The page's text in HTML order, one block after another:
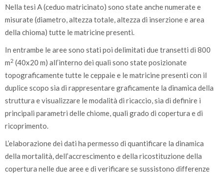
Nella tesi A (ceduo matricinato) sono state anche numerate e
misurate (diametro, altezza totale, altezza di inserzione e area
della chioma) tutte le matricine presenti.
In entrambe le aree sono stati poi delimitati due transetti di 800
m2 (40x20 m) all’interno dei quali sono state posizionate
topograficamente tutte le ceppaie e le matricine presenti con il
duplice scopo sia di rappresentare graficamente la dinamica della
struttura e visualizzare le modalità di ricaccio, sia di definire i
principali parametri delle chiome, quali grado di copertura e di
ricoprimento.
L’elaborazione dei dati ha permesso di quantificare la dinamica
della mortalità, dell’accrescimento e della ricostituzione della
copertura nelle due aree e di verificare se sussistono differenze